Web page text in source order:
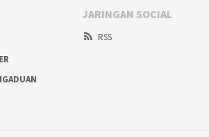
JARINGAN SOCIAL
RSS